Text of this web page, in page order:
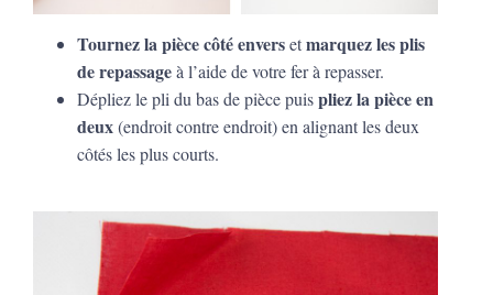
Tournez la pièce côté enversetmarquez les plis
de repassageà l’aide de votre fer à repasser.
Dépliez le pli du bas de pièce puispliez la pièce en
deux(endroit contre endroit) en alignant les deux
côtés les plus courts.